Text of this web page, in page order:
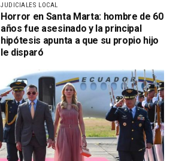
JUDICIALES LOCAL
Horror en Santa Marta: hombre de 60
años fue asesinado y la principal
hipótesis apunta a que su propio hijo
le disparó